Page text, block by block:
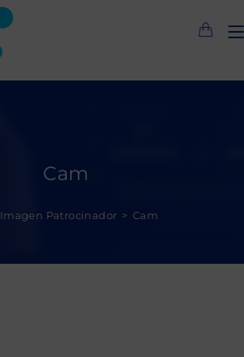
Cam
Imagen Patrocinador > Cam